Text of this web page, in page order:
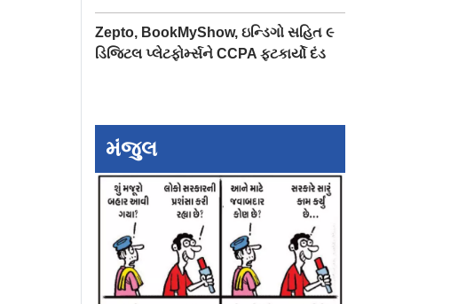
Zepto, BookMyShow, ઇન્ડિગો સહિત ૯
ડિજિટલ પ્લેટફોર્મ્સને CCPA ફટકાર્યો દંડ
મંજુલ